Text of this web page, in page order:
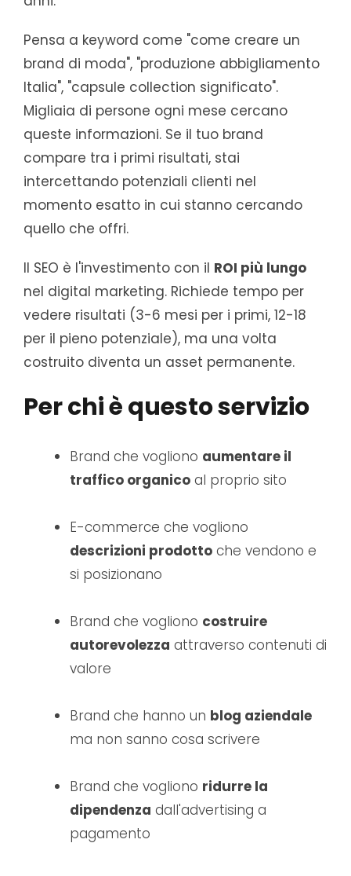
Pensa a keyword come "come creare un
brand di moda", "produzione abbigliamento
Italia", "capsule collection significato".
Migliaia di persone ogni mese cercano
queste informazioni. Se il tuo brand
compare tra i primi risultati, stai
intercettando potenziali clienti nel
momento esatto in cui stanno cercando
quello che offri.
Il SEO è l'investimento con il ROI più lungo
nel digital marketing. Richiede tempo per
vedere risultati (3-6 mesi per i primi, 12-18
per il pieno potenziale), ma una volta
costruito diventa un asset permanente.
Per chi è questo servizio
Brand che vogliono aumentare il
traffico organico al proprio sito
E-commerce che vogliono
descrizioni prodotto che vendono e
si posizionano
Brand che vogliono costruire
autorevolezza attraverso contenuti di
valore
Brand che hanno un blog aziendale
ma non sanno cosa scrivere
Brand che vogliono ridurre la
dipendenza dall'advertising a
pagamento